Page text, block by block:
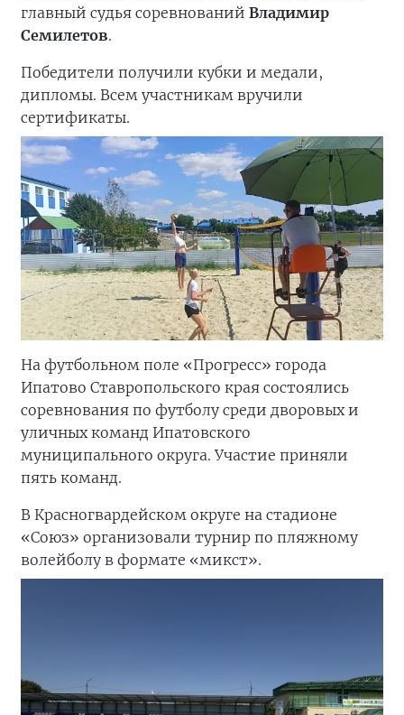
главный судья соревнований Владимир
Семилетов.
Победители получили кубки и медали,
дипломы. Всем участникам вручили
сертификаты.
На футбольном поле «Прогресс» города
Ипатово Ставропольского края состоялись
соревнования по футболу среди дворовых и
уличных команд Ипатовского
муниципального округа. Участие приняли
пять команд.
В Красногвардейском округе на стадионе
«Союз» организовали турнир по пляжному
волейболу в формате «микст».